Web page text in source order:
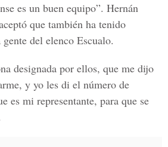
es un buen equipo”. Hernán
que también ha tenido
del elenco Escualo.
designada por ellos, que me dijo
y yo les di el número de
es mi representante, para que se